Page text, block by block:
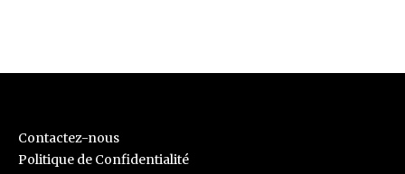
Contactez-nous
Politique de Confidentialité